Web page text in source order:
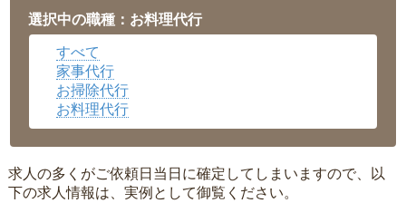
岡山県▼
広島県▼
沖縄県
選択中の職種：お料理代行
すべて
家事代行
お掃除代行
お料理代行
求人の多くがご依頼日当日に確定してしまいますので、以
下の求人情報は、実例として御覧ください。